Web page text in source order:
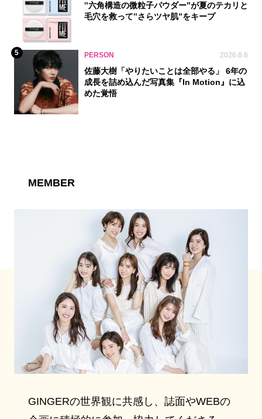
‟六角構造の微粒子パウダー”が夏のテカリと
毛穴を救って‟さらツヤ肌”をキープ
5 PERSON 2026.8.6
佐藤大樹「やりたいことは全部やる」 6年の
成長を詰め込んだ写真集『In Motion』に込
めた覚悟
MEMBER
GINGERの世界観に共感し、誌面やWEBの